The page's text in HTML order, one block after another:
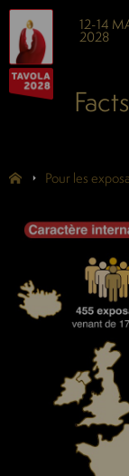
12-14
2028
Pour les